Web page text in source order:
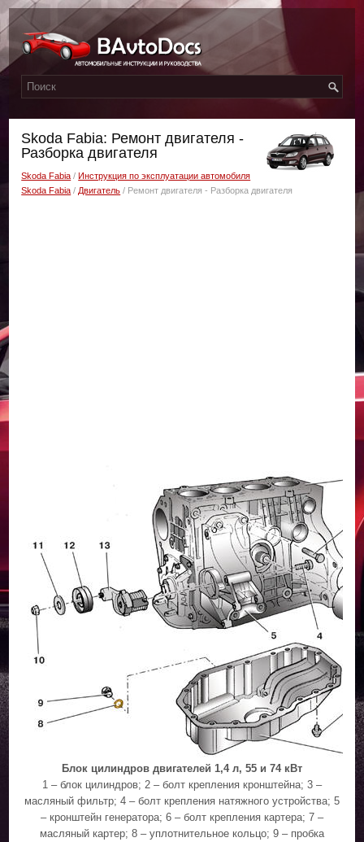
Skoda Fabia: Ремонт двигателя -
Разборка двигателя
Skoda Fabia /Инструкция по эксплуатации автомобиля
Skoda Fabia / Двигатель / Ремонт двигателя - Разборка двигателя
Блок цилиндров двигателей 1,4 л, 55 и 74 кВт
1 – блок цилиндров; 2 – болт крепления кронштейна; 3 –
масляный фильтр; 4 – болт крепления натяжного устройства; 5
– кронштейн генератора; 6 – болт крепления картера; 7 –
масляный картер; 8 – уплотнительное кольцо; 9 – пробка